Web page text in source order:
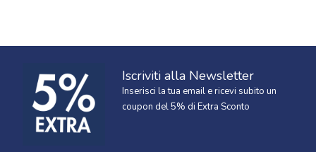
Iscriviti alla Newsletter
Inserisci la tua email e ricevi subito un
coupon del 5% di Extra Sconto